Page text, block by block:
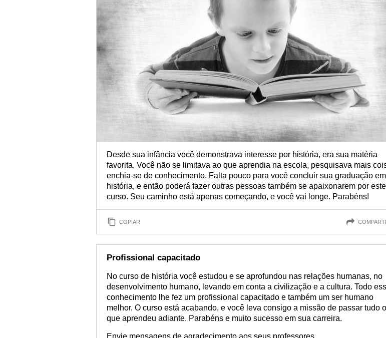
Desde sua infância você demonstrava interesse por história, era sua matéria
favorita. Você não se limitava ao que aprendia na escola, pesquisava mais
enchia-se de conhecimento. Falta pouco para você concluir sua graduação em
história, e então poderá fazer outras pessoas também se apaixonarem por este
curso. Seu caminho está apenas começando, e você vai longe. Parabéns!
COPIAR
Profissional capacitado
No curso de história você estudou e se aprofundou nas relações humanas, no
desenvolvimento humano, levando em conta a civilização e a cultura. Todo
conhecimento lhe fez um profissional capacitado e também um ser humano
melhor. O curso está acabando, e você leva consigo a missão de passar tudo o
que aprendeu adiante. Parabéns e muito sucesso em sua carreira.
Envie mensagens de agradecimento aos seus professores